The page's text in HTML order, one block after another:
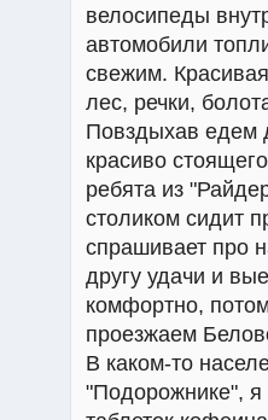
велосипеды
автомобили
свежим.
лес, речки,
Повздыхав едем
красиво
ребята из
столиком сидит
спрашивает про
другу удачи и
комфортно,
проезжаем
В каком-то
"Подорожнике", я